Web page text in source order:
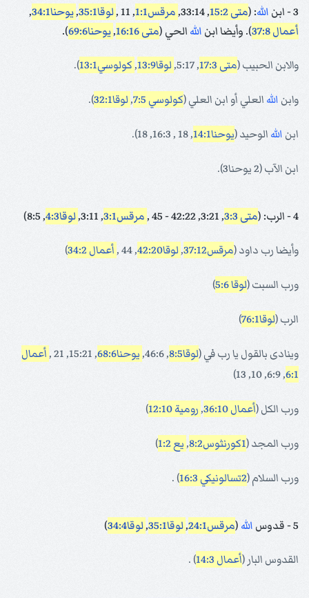
3 - ابن الله: (متى 15:2 , 33:14, مرقس1:1 , 11 , لوقا35:1 ,يوحنا34:1
,
أعمال 37:8
). وأيضا ابن الله الحي (متى 16:16 ,يوحنا69:6 ).
والابن الحبيب (متى 17:3 , 5:17, لوقا13:9 ,كولوسي13:1 ).
وابن الله العلي أو ابن العلي (كولوسي 7:5 ,لوقا32:1 ).
ابن الله الوحيد (يوحنا14:1 , 18 , 16:3, 18).
ابن الآب (2 يوحنا3).
4 - الرب: ( متى 3:3 , 3:21, 42:22 - 45 , مرقس3:1 , 3:11, لوقا4:3 , 8:5)
وأيضا رب داود (مرقس37:12 ,لوقا42:20 , 44 , أعمال 34:2 )
ورب السبت (لوقا 5:6 )
الرب (لوقا76:1 )
وينادى بالقول يا رب في (لوقا8:5 , 46:6, يوحنا68:6 , 15:21, 21 ,
أعمال
6:1
, 6:9, 10, 13)
ورب الكل (أعمال 36:10 ,رومية 12:10 )
ورب المجد (1كورنثوس8:2 ,يع 1:2 )
ورب السلام (2تسالونيكي 16:3 ) .
5 - قدوس الله (مرقس24:1 ,لوقا35:1 ,لوقا34:4 )
القدوس البار (أعمال 14:3 ) .